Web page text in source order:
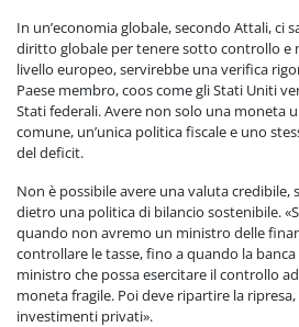
In un’economia globale, secondo Attali, ci
diritto globale per tenere sotto controllo e
livello europeo, servirebbe una verifica
Paese membro, coos come gli Stati Uniti
Stati federali. Avere non solo una moneta
comune, un’unica politica fiscale e uno
del deficit.
Non è possibile avere una valuta credibile,
dietro una politica di bilancio sostenibile.
quando non avremo un ministro delle
controllare le tasse, fino a quando la
ministro che possa esercitare il controllo
moneta fragile. Poi deve ripartire la
investimenti privati».